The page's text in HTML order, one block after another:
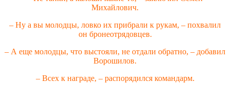
Михайлович.
– Ну а вы молодцы, ловко их прибрали к рукам, – похвалил
он бронеотрядовцев.
– А еще молодцы, что выстояли, не отдали обратно, – добавил
Ворошилов.
– Всех к награде, – распорядился командарм.